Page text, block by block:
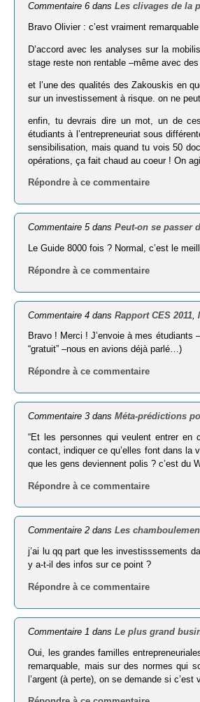
Commentaire 6 dansLes clivages de la
Bravo Olivier : c’est vraiment
D’accord avec les analyses sur la
stage reste non rentable –même avec
et l’une des qualités des Zakouskis en
sur un investissement à risque. on ne
enfin, tu devrais dire un mot, un de
étudiants à l’entrepreneuriat sous
sensibilisation, mais quand tu vois 50
opérations, ça fait chaud au coeur ! On
Répondre à ce commentaire
Commentaire 5 dansPeut-on se passer
Le Guide 8000 fois ? Normal, c’est le
Répondre à ce commentaire
Commentaire 4 dansRapport CES 2011
Bravo ! Merci ! J’envoie à mes étudiants
“gratuit” –nous en avions déjà parlé…)
Répondre à ce commentaire
Commentaire 3 dansMéta-prédictions
“Et les per­sonnes qui veulent entrer
contact, indi­quer ce qu’elles font dans la
que les gens deviennent polis ? c’est du
Répondre à ce commentaire
Commentaire 2 dansLes
j’ai lu qq part que les investisssements
y a-t-il des infos sur ce point ?
Répondre à ce commentaire
Commentaire 1 dansLe plus grand
Oui, les grandes familles
remarquable, mais sur des normes qui
l’argent (à perte), on se demande si